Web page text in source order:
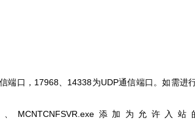
端口， 17968 14338为UDP通信端口。如需进
、 MCNTCNFSVR.exe添加为允许入站